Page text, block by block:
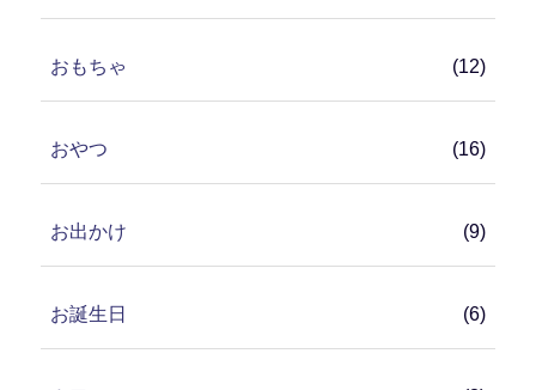
おもちゃ (12)
おやつ (16)
お出かけ (9)
お誕生日 (6)